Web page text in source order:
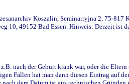
Koszalin, Seminarryjna 2, 75-817
10, 49152 Bad Essen. Hinweis: Derzeit ist
nach der Geburt krank war, oder die
Fällen hat man dann diesen Eintrag auf